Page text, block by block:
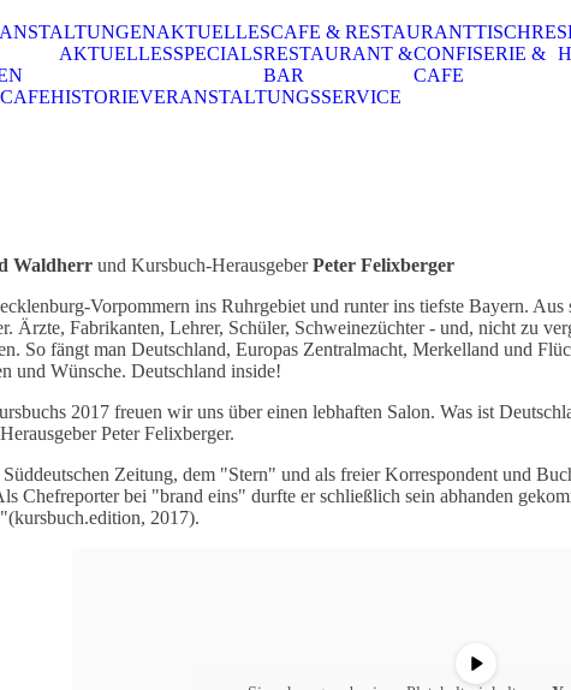
AKTUELLESCAFE & RESTAURANT
AKTUELLESSPECIALSRESTAURANT &
BAR
CONFISERIE &
CAFE
HISTORIEVERANSTALTUNGSSERVICE
Waldherr und Kursbuch-HerausgeberPeter Felixberger
Vorpommern ins Ruhrgebiet und runter ins tiefste Bayern.
Ärzte, Fabrikanten, Lehrer, Schüler, Schweinezüchter - und, nicht zu
So fängt man Deutschland, Europas Zentralmacht, Merkelland und
und Wünsche. Deutschland inside!
2017 freuen wir uns über einen lebhaften Salon. Was ist
Peter Felixberger.
Zeitung, dem "Stern" und als freier Korrespondent und
Chefreporter bei "brand eins" durfte er schließlich sein abhanden
2017).